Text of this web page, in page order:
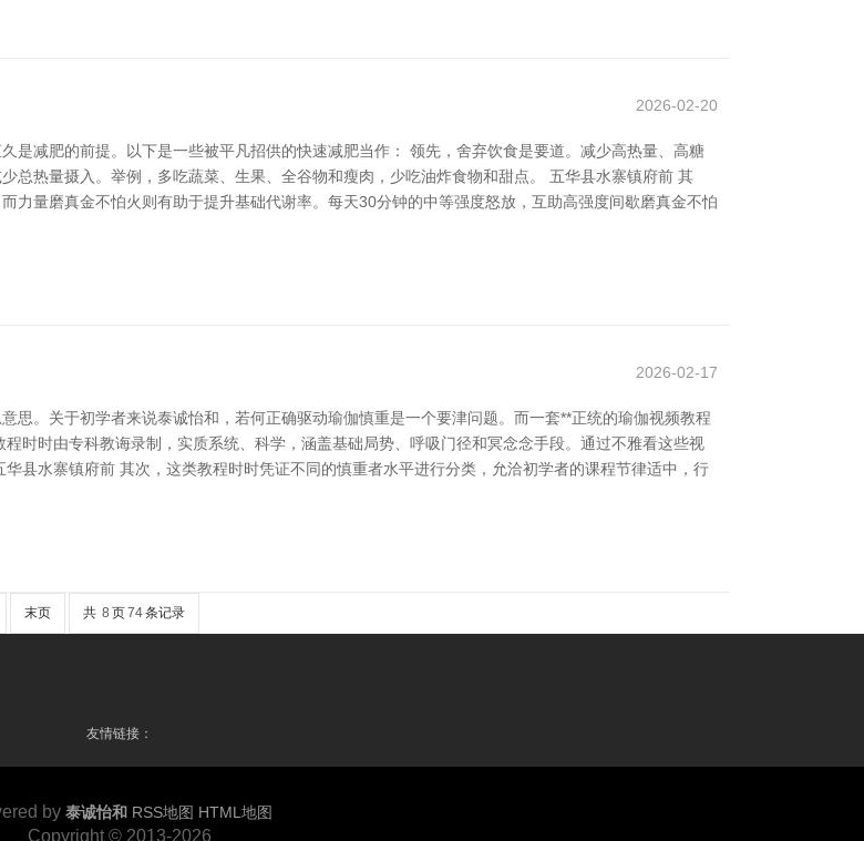
2026-02-20
是减肥的前提。以下是一些被平凡招供的快速减肥当作： 领先，舍弃饮食是要道。减少高热量、高糖
总热量摄入。举例，多吃蔬菜、生果、全谷物和瘦肉，少吃油炸食物和甜点。 五华县水寨镇府前 其
力量磨真金不怕火则有助于提升基础代谢率。每天30分钟的中等强度怒放，互助高强度间歇磨真金不怕
2026-02-17
思。关于初学者来说泰诚怡和，若何正确驱动瑜伽慎重是一个要津问题。而一套**正统的瑜伽视频教程
时时由专科教诲录制，实质系统、科学，涵盖基础局势、呼吸门径和冥念念手段。通过不雅看这些视
县水寨镇府前 其次，这类教程时时凭证不同的慎重者水平进行分类，允洽初学者的课程节律适中，行
末页 共 8 页74条记录
友情链接：
by 泰诚怡和 RSS地图 HTML地图
Copyright © 2013-2026